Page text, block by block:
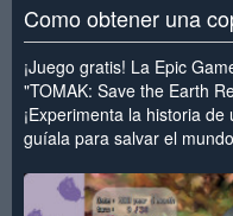
Como obtener una
¡Juego gratis! La Epic
"TOMAK: Save the Earth
¡Experimenta la historia
guíala para salvar el